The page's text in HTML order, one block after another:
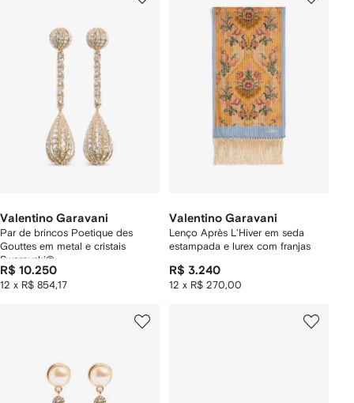
Valentino Garavani
Par de brincos Poetique des
Gouttes em metal e cristais
Swarovski®
R$ 10.250
12 x R$ 854,17
Valentino Garavani
Lenço Après L'Hiver em seda
estampada e lurex com franjas
R$ 3.240
12 x R$ 270,00